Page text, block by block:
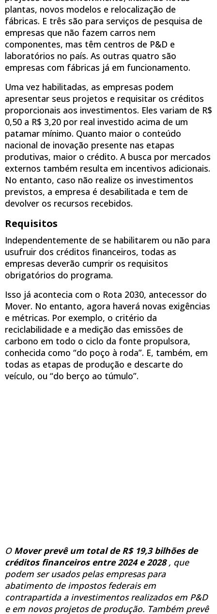
plantas, novos modelos e relocalização de
fábricas. E três são para serviços de pesquisa de
empresas que não fazem carros nem
componentes, mas têm centros de P&D e
laboratórios no país. As outras quatro são
empresas com fábricas já em funcionamento.
Uma vez habilitadas, as empresas podem
apresentar seus projetos e requisitar os créditos
proporcionais aos investimentos. Eles variam de R$
0,50 a R$ 3,20 por real investido acima de um
patamar mínimo. Quanto maior o conteúdo
nacional de inovação presente nas etapas
produtivas, maior o crédito. A busca por mercados
externos também resulta em incentivos adicionais.
No entanto, caso não realize os investimentos
previstos, a empresa é desabilitada e tem de
devolver os recursos recebidos.
Requisitos
Independentemente de se habilitarem ou não para
usufruir dos créditos financeiros, todas as
empresas deverão cumprir os requisitos
obrigatórios do programa.
Isso já acontecia com o Rota 2030, antecessor do
Mover. No entanto, agora haverá novas exigências
e métricas. Por exemplo, o critério da
reciclabilidade e a medição das emissões de
carbono em todo o ciclo da fonte propulsora,
conhecida como “do poço à roda”. E, também, em
todas as etapas de produção e descarte do
veículo, ou “do berço ao túmulo”.
O Mover prevê um total de R$ 19,3 bilhões de
créditos financeiros entre 2024 e 2028, que
podem ser usados pelas empresas para
abatimento de impostos federais em
contrapartida a investimentos realizados em P&D
e em novos projetos de produção. Também prevê